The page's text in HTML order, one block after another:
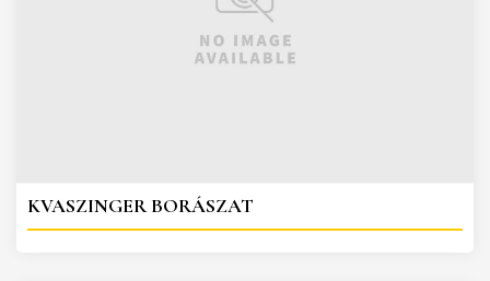
KVASZINGER BORÁSZAT